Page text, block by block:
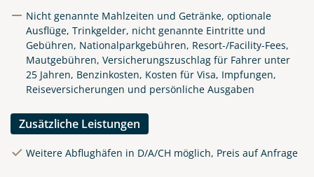
Nicht genannte Mahlzeiten und Getränke, optionale
Ausflüge, Trinkgelder, nicht genannte Eintritte und
Gebühren, Nationalparkgebühren, Resort-/Facility-Fees,
Mautgebühren, Versicherungszuschlag für Fahrer unter
25 Jahren, Benzinkosten, Kosten für Visa, Impfungen,
Reiseversicherungen und persönliche Ausgaben
Zusätzliche Leistungen
Weitere Abflughäfen in D/A/CH möglich, Preis auf Anfrage